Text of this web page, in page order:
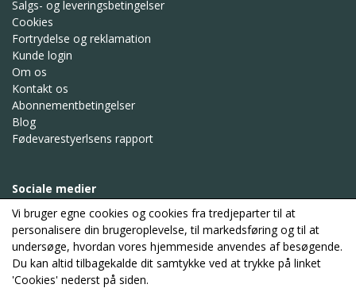
Salgs- og leveringsbetingelser
Cookies
Fortrydelse og reklamation
Kunde login
Om os
Kontakt os
Abonnementbetingelser
Blog
Fødevarestyerlsens rapport
Sociale medier
Modtag vores nyhedsbrev via e-mail
Vi bruger egne cookies og cookies fra tredjeparter til at
personalisere din brugeroplevelse, til markedsføring og til at
undersøge, hvordan vores hjemmeside anvendes af besøgende.
Du kan altid tilbagekalde dit samtykke ved at trykke på linket
'Cookies' nederst på siden.